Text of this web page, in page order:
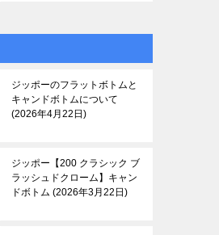
ジッポーのフラットボトムと
キャンドボトムについて
2026年4月22日
ジッポー【200 クラシック ブ
ラッシュドクローム】キャン
ドボトム 2026年3月22日